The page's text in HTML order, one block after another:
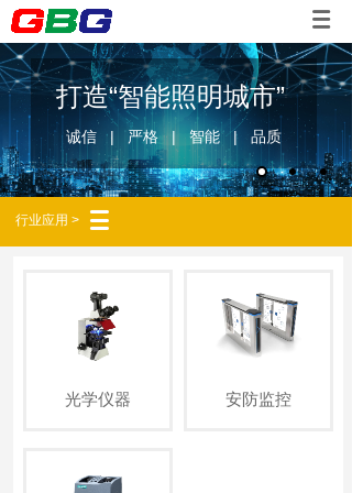
诚信 | 严格 | 智能 | 品质
打造“智能照明城市”
行业应用 >
光学仪器 安防监控